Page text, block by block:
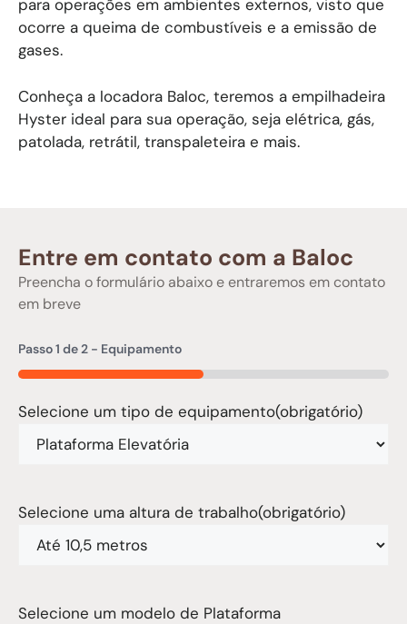
para operações em ambientes externos, visto que
ocorre a queima de combustíveis e a emissão de
gases.
Conheça a locadora Baloc, teremos a empilhadeira
Hyster ideal para sua operação, seja elétrica, gás,
patolada, retrátil, transpaleteira e mais.
Entre em contato com a Baloc
Preencha o formulário abaixo e entraremos em contato
em breve
Passo1 de 2 - Equipamento
50%
Selecione um tipo de equipamento(obrigatório)
Selecione uma altura de trabalho(obrigatório)
Selecione um modelo de Plataforma